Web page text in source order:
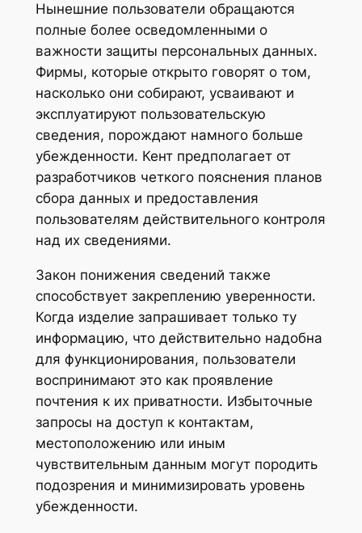
Нынешние пользователи обращаются
полные более осведомленными о
важности защиты персональных данных.
Фирмы, которые открыто говорят о том,
насколько они собирают, усваивают и
эксплуатируют пользовательскую
сведения, порождают намного больше
убежденности. Кент предполагает от
разработчиков четкого пояснения планов
сбора данных и предоставления
пользователям действительного контроля
над их сведениями.
Закон понижения сведений также
способствует закреплению уверенности.
Когда изделие запрашивает только ту
информацию, что действительно надобна
для функционирования, пользователи
воспринимают это как проявление
почтения к их приватности. Избыточные
запросы на доступ к контактам,
местоположению или иным
чувствительным данным могут породить
подозрения и минимизировать уровень
убежденности.